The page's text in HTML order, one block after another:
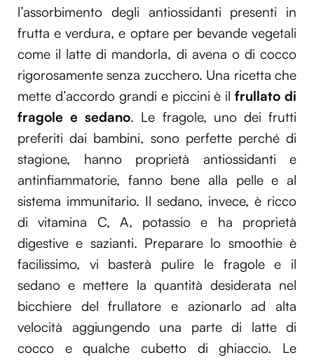
l’assorbimento degli antiossidanti presenti in
frutta e verdura, e optare per bevande vegetali
come il latte di mandorla, di avena o di cocco
rigorosamente senza zucchero. Una ricetta che
mette d’accordo grandi e piccini è il frullato di
fragole e sedano. Le fragole, uno dei frutti
preferiti dai bambini, sono perfette perché di
stagione, hanno proprietà antiossidanti e
antinfiammatorie, fanno bene alla pelle e al
sistema immunitario. Il sedano, invece, è ricco
di vitamina C, A, potassio e ha proprietà
digestive e sazianti. Preparare lo smoothie è
facilissimo, vi basterà pulire le fragole e il
sedano e mettere la quantità desiderata nel
bicchiere del frullatore e azionarlo ad alta
velocità aggiungendo una parte di latte di
cocco e qualche cubetto di ghiaccio. Le